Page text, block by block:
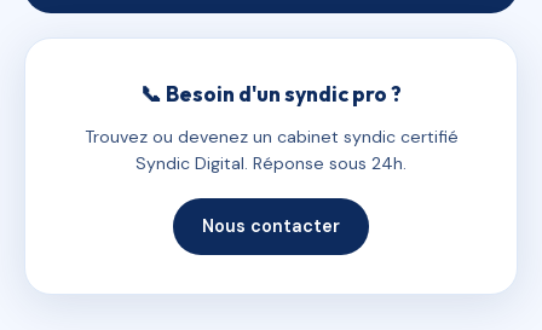
📞 Besoin d'un syndic pro ?
Trouvez ou devenez un cabinet syndic certifié
Syndic Digital. Réponse sous 24h.
Nous contacter